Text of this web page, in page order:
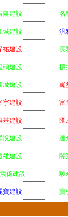
隆建設 名
城建設 汎
祐建設 長
碩建設 振
城建設 崑
宇建設 富
基建設 匯
悅建設 達
雄建設 閤
億建設 駿
寶建設 寶